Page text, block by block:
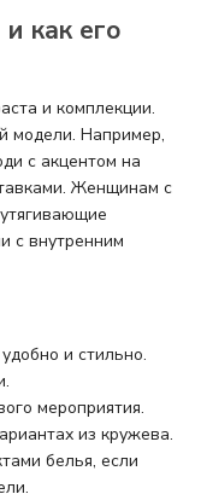
как его
и комплекции.
модели. Например,
с акцентом на
Женщинам с
с внутренним
и стильно.
мероприятия.
из кружева.
белья, если